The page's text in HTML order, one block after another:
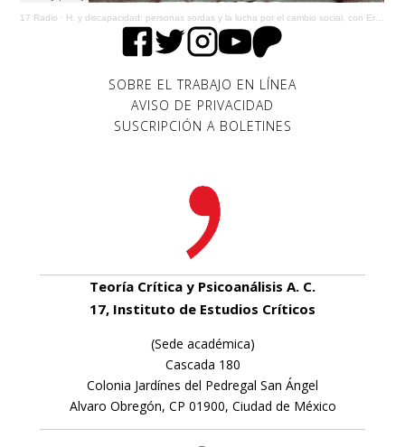
17 Radio · H. y discapacidad: personas sordas y la lucha por el cambio social, con Erik Arellano/27 May 2021
SOBRE EL TRABAJO EN LÍNEA
AVISO DE PRIVACIDAD
SUSCRIPCIÓN A BOLETINES
Teoría Crítica y Psicoanálisis A. C.
17, Instituto de Estudios Críticos
(Sede académica)
Cascada 180
Colonia Jardínes del Pedregal San Ángel
Alvaro Obregón, CP 01900, Ciudad de México